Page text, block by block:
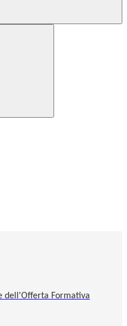
dell'Offerta Formativa